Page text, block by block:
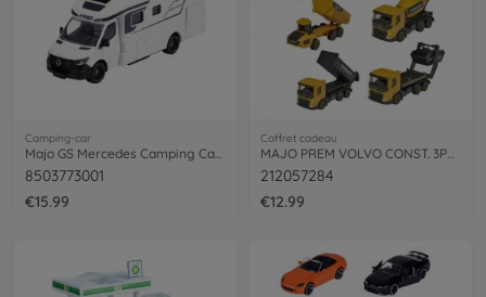
Camping-car
Majo GS Mercedes Camping Car 19Cm
8503773001
€15.99
Coffret cadeau
MAJO PREM VOLVO CONST. 3PCS ASST
212057284
€12.99